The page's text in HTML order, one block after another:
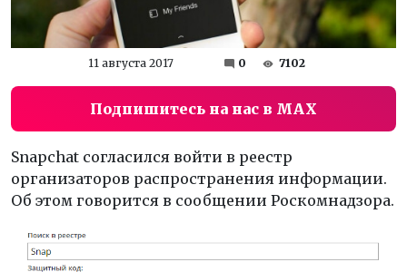
11 августа 2017 0 7102
Подпишитесь на нас в MAX
Snapchat согласился войти в реестр
организаторов распространения информации.
Об этом говорится в сообщении Роскомнадзора.